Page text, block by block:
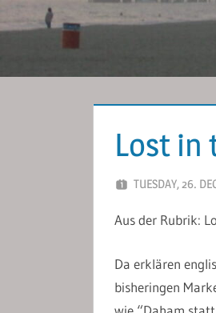
Lost in
TUESDAY, 26.
Aus der Rubrik:
Da erklären
bisheringen